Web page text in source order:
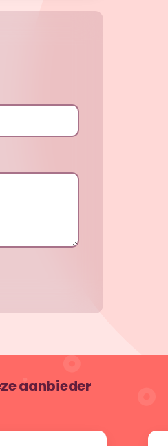
aanbieder